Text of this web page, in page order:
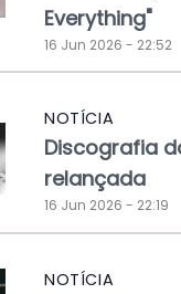
Everything"
16 Jun 2026 - 22:52
NOTÍCIA
Discografia
relançada
16 Jun 2026 - 22:19
NOTÍCIA